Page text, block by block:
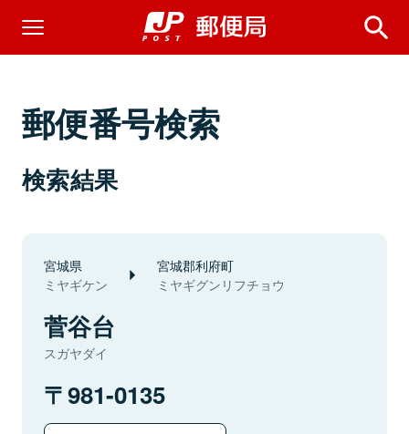
郵便番号検索
検索結果
宮城県
ミヤギケン
宮城郡利府町
ミヤギグンリフチョウ
菅谷台
スガヤダイ
981-0135